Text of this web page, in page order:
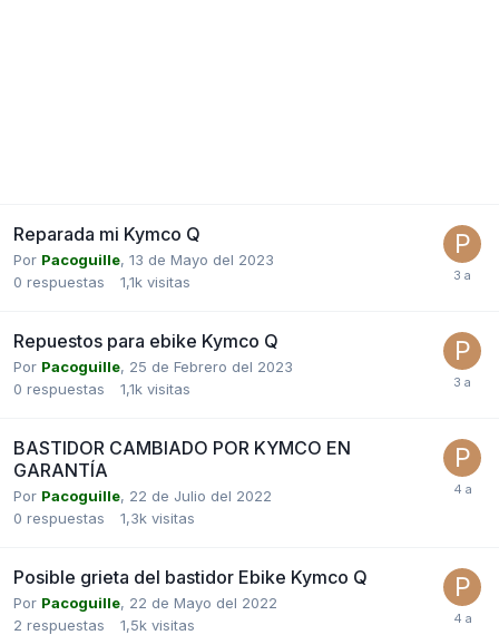
Reparada mi Kymco Q
Por Pacoguille, 13 de Mayo del 2023
0 respuestas 1,1k visitas
Repuestos para ebike Kymco Q
Por Pacoguille, 25 de Febrero del 2023
0 respuestas 1,1k visitas
BASTIDOR CAMBIADO POR KYMCO EN
GARANTÍA
Por Pacoguille, 22 de Julio del 2022
0 respuestas 1,3k visitas
Posible grieta del bastidor Ebike Kymco Q
Por Pacoguille, 22 de Mayo del 2022
2 respuestas 1,5k visitas